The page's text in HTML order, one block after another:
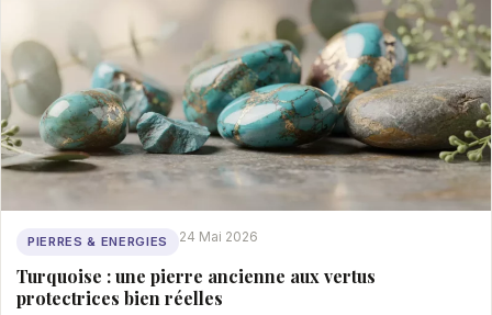
PIERRES & ENERGIES 24 Mai 2026
Turquoise : une pierre ancienne aux vertus
protectrices bien réelles